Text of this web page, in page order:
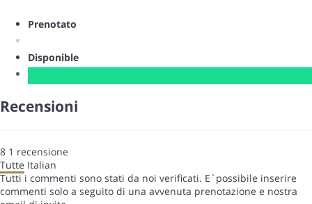
Prenotato
Disponible
Recensioni
8 1 recensione
Tutte Italian
Tutti i commenti sono stati da noi verificati. E`possibile inserire
commenti solo a seguito di una avvenuta prenotazione e nostra